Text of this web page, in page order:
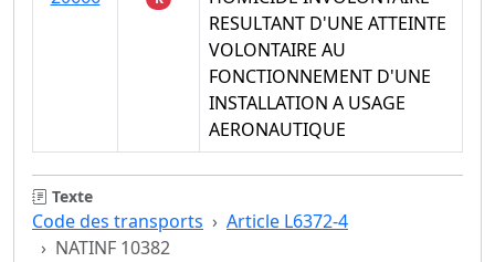
RESULTANT D'UNE ATTEINTE
VOLONTAIRE AU
FONCTIONNEMENT D'UNE
INSTALLATION A USAGE
AERONAUTIQUE
Texte
Code des transports
Article L6372-4
NATINF 10382